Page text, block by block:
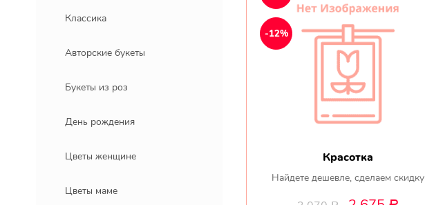
Классика
Авторские букеты
Букеты из роз
День рождения
Цветы женщине
Цветы маме
Красотка
Найдете дешевле, сделаем скидку
-12%